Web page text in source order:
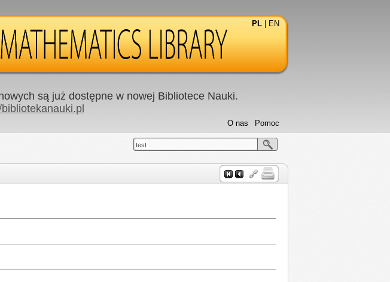
PL EN
są już dostępne w nowej Bibliotece Nauki.
Pomoc
O nas
test